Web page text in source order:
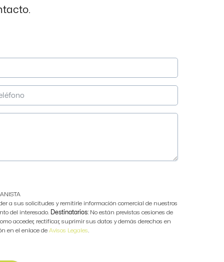
a sus solicitudes y remitirle información comercial de nuestros
del interesado.
Destinatarios: No están previstas cesiones de
acceder, rectificar, suprimir sus datos y demás derechos en
en el enlace deAvisos Legales